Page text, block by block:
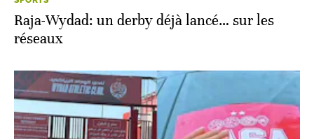
Raja-Wydad: un derby déjà lancé… sur les
réseaux